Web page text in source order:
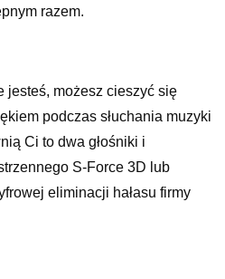
razem.
jesteś, możesz cieszyć się
podczas słuchania muzyki
Ci to dwa głośniki i
S-Force 3D lub
eliminacji hałasu firmy